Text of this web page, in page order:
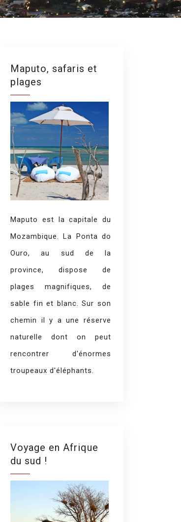
Maputo, safaris et
plages
Maputo est la capitale du
Mozambique. La Ponta do
Ouro, au sud de la
province, dispose de
plages magnifiques, de
sable fin et blanc. Sur son
chemin il y a une réserve
naturelle dont on peut
rencontrer d'énormes
troupeaux d'éléphants.
Voyage en Afrique
du sud !